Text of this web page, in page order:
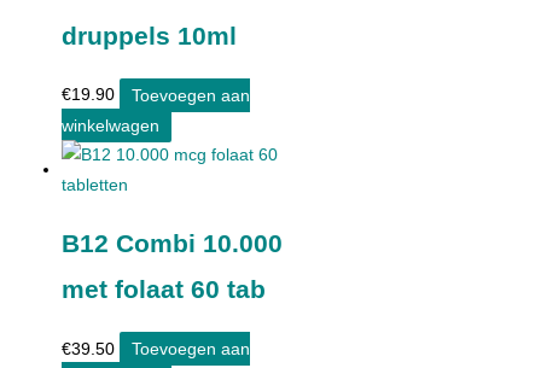
druppels 10ml
€19.90
Toevoegen aan
winkelwagen
B12 Combi 10.000
met folaat 60 tab
€39.50
Toevoegen aan